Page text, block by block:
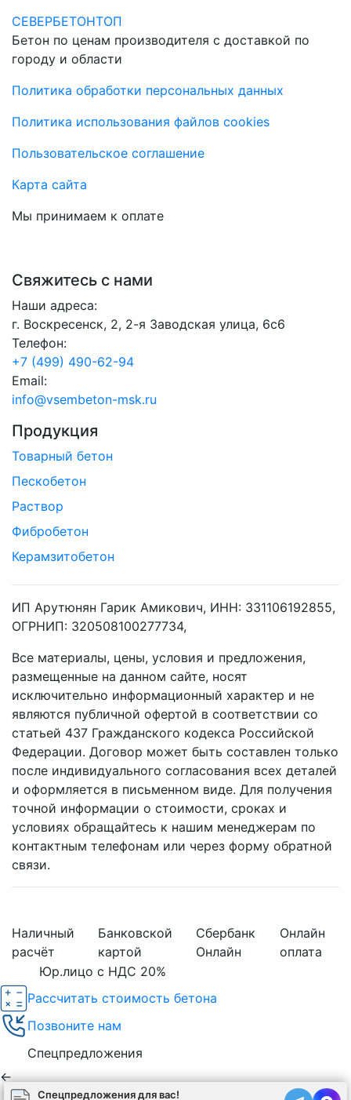
СЕВЕРБЕТОНТОП
Бетон по ценам производителя с доставкой по
городу и области
Политика обработки персональных данных
Политика использования файлов cookies
Пользовательское соглашение
Карта сайта
Мы принимаем к оплате
Свяжитесь с нами
Наши адреса:
г. Воскресенск, 2, 2-я Заводская улица, 6с6
Телефон:
+7 (499) 490-62-94
Email:
info@vsembeton-msk.ru
Продукция
Товарный бетон
Пескобетон
Раствор
Фибробетон
Керамзитобетон
ИП Арутюнян Гарик Амикович, ИНН: 331106192855,
ОГРНИП: 320508100277734,
Все материалы, цены, условия и предложения,
размещенные на данном сайте, носят
исключительно информационный характер и не
являются публичной офертой в соответствии со
статьей 437 Гражданского кодекса Российской
Федерации. Договор может быть составлен только
после индивидуального согласования всех деталей
и оформляется в письменном виде. Для получения
точной информации о стоимости, сроках и
условиях обращайтесь к нашим менеджерам по
контактным телефонам или через форму обратной
связи.
Наличный
расчёт
Банковской
картой
Сбербанк
Онлайн
Онлайн
оплата
Юр.лицо с НДС 20%
Спецпредложения для вас!
Рассчитать стоимость бетона
Позвоните нам
Спецпредложения
←